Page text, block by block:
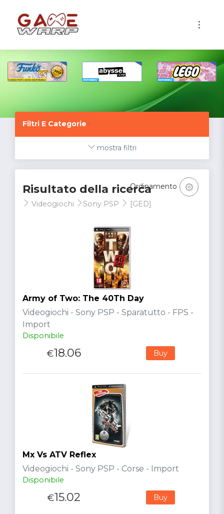
Filtri E Categorie
mostra filtri
Risultato della ricerca
Videogiochi Sony PSP [GED]
Ordinamento
Army of Two: The 40Th Day
Videogiochi - Sony PSP - Sparatutto - FPS -
Import
Disponibile
€18.06 Buy
Mx Vs ATV Reflex
Videogiochi - Sony PSP - Corse - Import
Disponibile
€15.02 Buy